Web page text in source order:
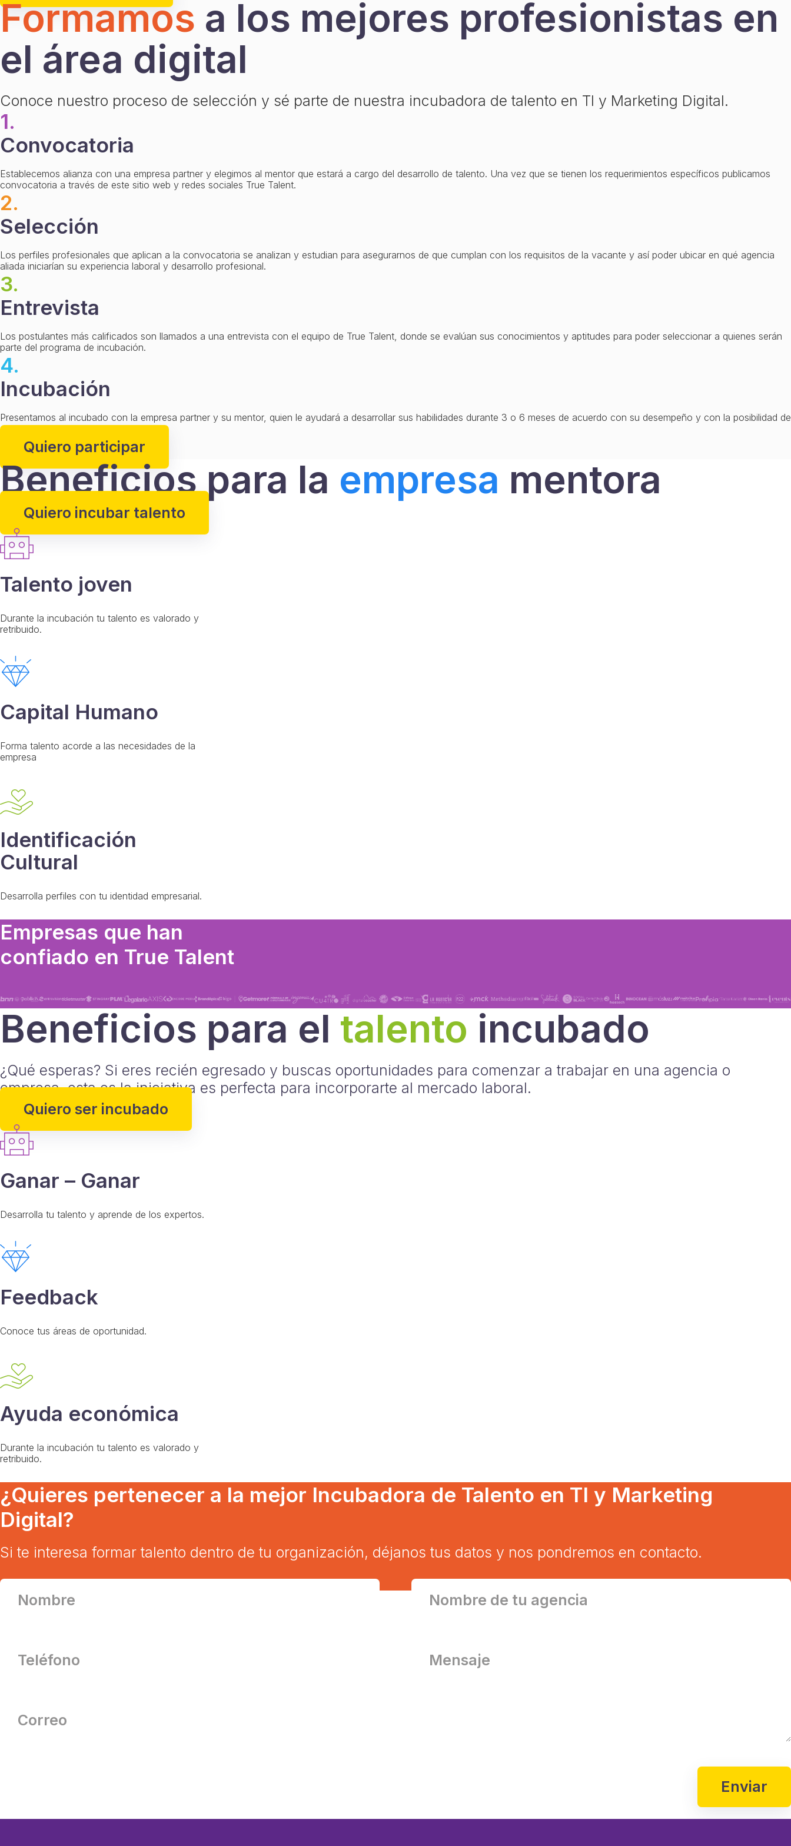
Formamos a los mejores profesionistas en
el área digital
Conoce nuestro proceso de selección y sé parte de nuestra incubadora de talento en TI y Marketing Digital.
1.
Convocatoria
Establecemos alianza con una empresa partner y elegimos al mentor que estará a cargo del desarrollo de talento. Una vez que se tienen los requerimientos específicos publicamos
convocatoria a través de este sitio web y redes sociales True Talent.
2.
Selección
Los perfiles profesionales que aplican a la convocatoria se analizan y estudian para asegurarnos de que cumplan con los requisitos de la vacante y así poder ubicar en qué agencia
aliada iniciarían su experiencia laboral y desarrollo profesional.
3.
Entrevista
Los postulantes más calificados son llamados a una entrevista con el equipo de True Talent, donde se evalúan sus conocimientos y aptitudes para poder seleccionar a quienes serán
parte del programa de incubación.
4.
Incubación
Presentamos al incubado con la empresa partner y su mentor, quien le ayudará a desarrollar sus habilidades durante 3 o 6 meses de acuerdo con su desempeño y con la posibilidad de
obtener un lugar dentro de la empresa.
Quiero participar
Beneficios para la empresa mentora
Quiero incubar talento
Talento joven
Durante la incubación tu talento es valorado y
retribuido.
Capital Humano
Forma talento acorde a las necesidades de la
empresa
Identificación
Cultural
Desarrolla perfiles con tu identidad empresarial.
Empresas que han
confiado en True Talent
Beneficios para el talento incubado
¿Qué esperas? Si eres recién egresado y buscas oportunidades para comenzar a trabajar en una agencia o
empresa, esta es la iniciativa es perfecta para incorporarte al mercado laboral.
Quiero ser incubado
Ganar – Ganar
Desarrolla tu talento y aprende de los expertos.
Feedback
Conoce tus áreas de oportunidad.
Ayuda económica
Durante la incubación tu talento es valorado y
retribuido.
¿Quieres pertenecer a la mejor Incubadora de Talento en TI y Marketing
Digital?
Si te interesa formar talento dentro de tu organización, déjanos tus datos y nos pondremos en contacto.